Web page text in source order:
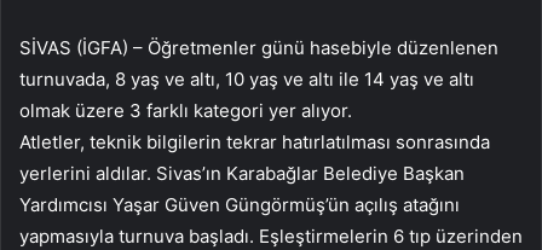
SİVAS (İGFA) – Öğretmenler günü hasebiyle düzenlenen
turnuvada, 8 yaş ve altı, 10 yaş ve altı ile 14 yaş ve altı
olmak üzere 3 farklı kategori yer alıyor.
Atletler, teknik bilgilerin tekrar hatırlatılması sonrasında
yerlerini aldılar. Sivas’ın Karabağlar Belediye Başkan
Yardımcısı Yaşar Güven Güngörmüş’ün açılış atağını
yapmasıyla turnuva başladı. Eşleştirmelerin 6 tıp üzerinden